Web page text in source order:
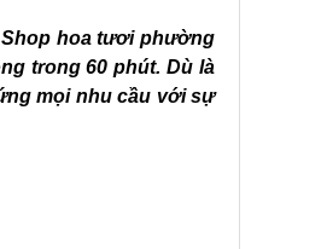
hoa tươi phường
trong 60 phút. Dù là
mọi nhu cầu với sự